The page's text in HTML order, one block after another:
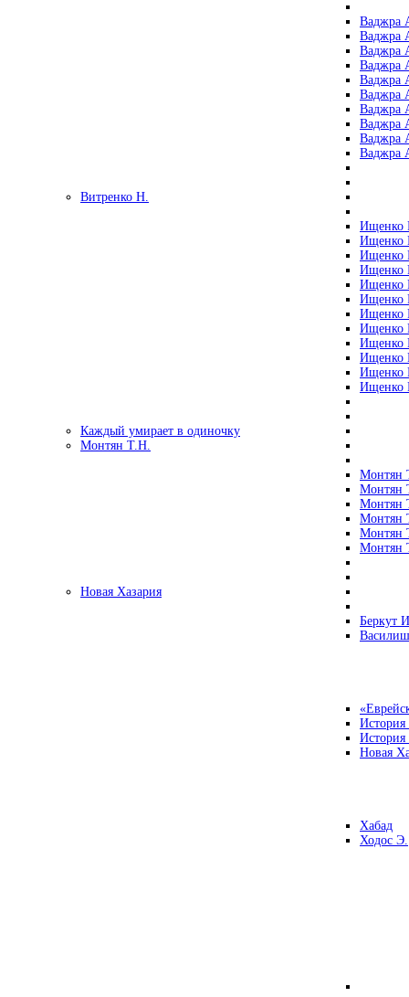
Ваджра
Ваджра
Ваджра
Ваджра
Ваджра
Ваджра
Ваджра
Ваджра
Ваджра
Ваджра
Витренко Н.
Ищенко
Ищенко
Ищенко
Ищенко
Ищенко
Ищенко
Ищенко
Ищенко
Ищенко
Ищенко
Ищенко
Ищенко
Каждый умирает в одиночку
Монтян Т.Н.
Монтян
Монтян
Монтян
Монтян
Монтян
Монтян
Новая Хазария
Беркут
Новая
Хабад
Ходос Э.